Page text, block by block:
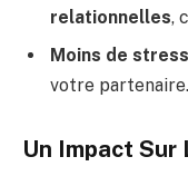
relationnelles,
Moins de stress
votre partenaire.
Un Impact Sur